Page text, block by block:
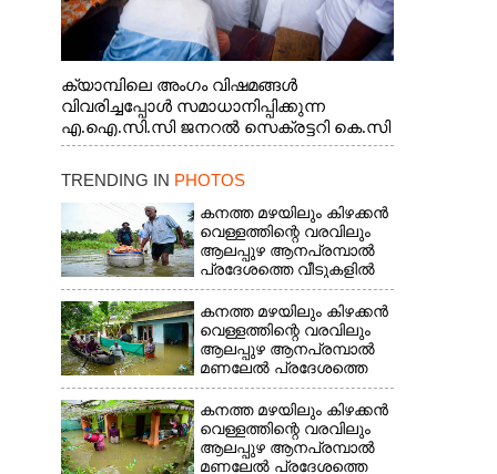
ക്യാമ്പിലെ അംഗം വിഷമങ്ങൾ
വിവരിച്ചപ്പോൾ സമാധാനിപ്പിക്കുന്ന
എ.ഐ.സി.സി ജനറൽ സെക്രട്ടറി കെ.സി
വേണുഗോപാൽ എം.പി. സഹകരണ-
എന്നിവർ
TRENDING IN PHOTOS
കനത്ത മഴയിലും കിഴക്കൻ
വെള്ളത്തിന്റെ വരവിലും
ആലപ്പുഴ ആനപ്രമ്പാൽ
പ്രദേശത്തെ വീടുകളിൽ
വെള്ളം കയറിയതിനാൽ
ആവശ്യസാധനങ്ങളുമായി
ദുരിതാശ്വാസ
ക്യാമ്പിലേക്ക് മാറുന്ന
വയോധികൻ
കനത്ത മഴയിലും കിഴക്കൻ
വെള്ളത്തിന്റെ വരവിലും
ആലപ്പുഴ ആനപ്രമ്പാൽ
മണലേൽ പ്രദേശത്തെ
വീടുകളിൽ വെള്ളം
കയറിയതിനാൽ
ദുരിതാശ്വാസ
ക്യാമ്പിലേക്ക് മാറുന്നവർ
കനത്ത മഴയിലും കിഴക്കൻ
വെള്ളത്തിന്റെ വരവിലും
ആലപ്പുഴ ആനപ്രമ്പാൽ
മണലേൽ പ്രദേശത്തെ